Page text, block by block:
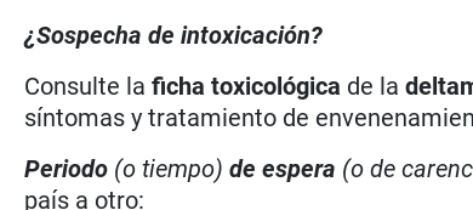
¿Sospecha de intoxicación?
Consulte laficha toxicológica de la
síntomas y tratamiento de
Periodo (o tiempo) de espera (o de
país a otro: